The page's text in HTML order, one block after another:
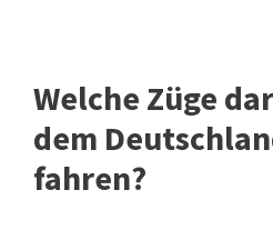
Welche Züge
dem
fahren?